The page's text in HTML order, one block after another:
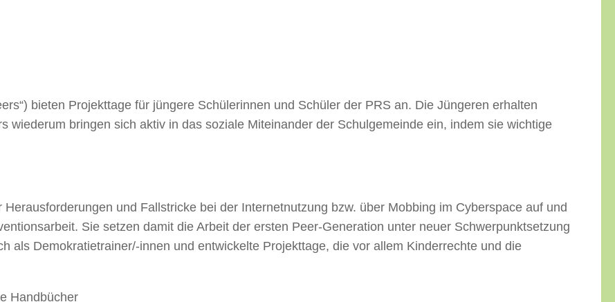
bieten Projekttage für jüngere Schülerinnen und Schüler der PRS an. Die Jüngeren erhalten
wiederum bringen sich aktiv in das soziale Miteinander der Schulgemeinde ein, indem sie wichtige
und Fallstricke bei der Internetnutzung bzw. über Mobbing im Cyberspace auf und
Sie setzen damit die Arbeit der ersten Peer-Generation unter neuer Schwerpunktsetzung
als Demokratietrainer/-innen und entwickelte Projekttage, die vor allem Kinderrechte und die
Handbücher